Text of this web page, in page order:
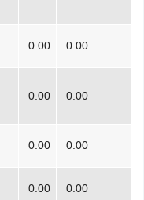
0.00 0.00
0.00 0.00
0.00 0.00
0.00 0.00